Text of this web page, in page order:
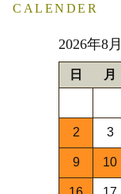
CALENDER
2026年8月
日 月
2 3
9 10